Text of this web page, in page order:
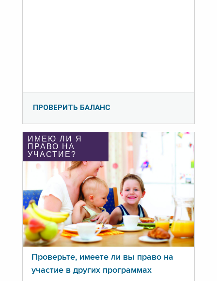
ПРОВЕРИТЬ БАЛАНС
ИМЕЮ ЛИ Я
ПРАВО НА
УЧАСТИЕ?
Проверьте, имеете ли вы право на
участие в других программах